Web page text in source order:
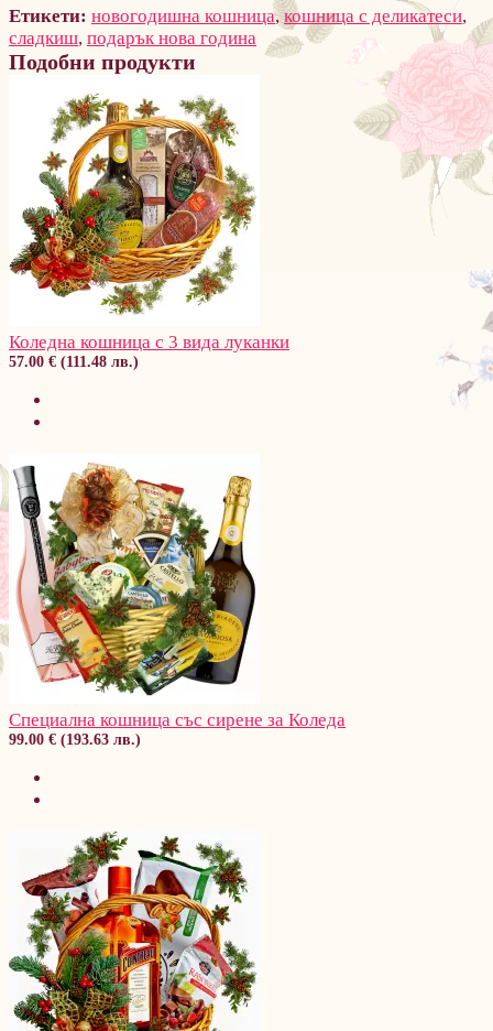
Етикети: новогодишна кошница,кошница с деликатеси,
сладкиш, подарък нова година
Подобни продукти
Коледна кошница с 3 вида луканки
57.00 € (111.48 лв.)
Специална кошница със сирене за Коледа
99.00 € (193.63 лв.)